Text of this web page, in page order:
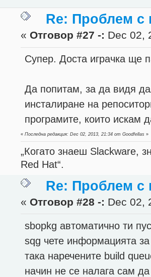
Re: Проблем с
« Отговор #27 -: Dec 02,
Супер. Доста играчка ще
Да попитам, за да видя
инсталиране на
програмите, които искам
«Последна редакция: Dec 02, 2013, 21:34 от Goodfellas »
„Когато знаеш Slackware,
Red Hat“.
Re: Проблем с
« Отговор #28 -: Dec 02,
sbopkg автоматично ти
sqg чете информацията
така наречените build
начин не се налага сам